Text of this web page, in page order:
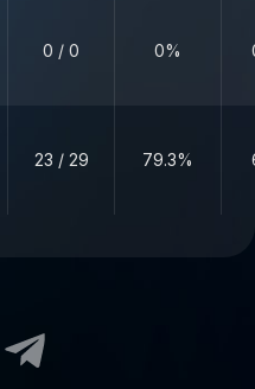
0 / 0 0%
23 / 29 79.3%